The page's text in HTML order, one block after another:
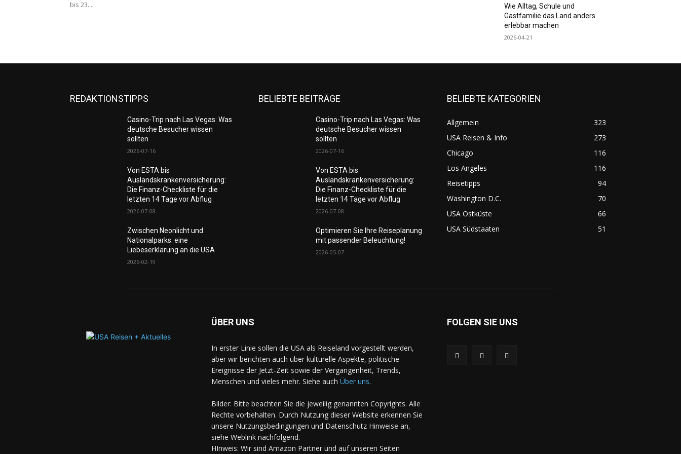
bis 23....
Wie Alltag, Schule und
Gastfamilie das Land anders
erlebbar machen
2026-04-21
REDAKTIONSTIPPS
Casino-Trip nach Las Vegas: Was
deutsche Besucher wissen
sollten
2026-07-16
Von ESTA bis
Auslandskrankenversicherung:
Die Finanz-Checkliste für die
letzten 14 Tage vor Abflug
2026-07-08
Zwischen Neonlicht und
Nationalparks: eine
Liebeserklärung an die USA
2026-02-19
BELIEBTE BEITRÄGE
Casino-Trip nach Las Vegas: Was
deutsche Besucher wissen
sollten
2026-07-16
Von ESTA bis
Auslandskrankenversicherung:
Die Finanz-Checkliste für die
letzten 14 Tage vor Abflug
2026-07-08
Optimieren Sie Ihre Reiseplanung
mit passender Beleuchtung!
2026-05-07
BELIEBTE KATEGORIEN
Allgemein
323
USA Reisen & Info
273
Chicago
116
Los Angeles
116
Reisetipps
94
Washington D.C.
70
USA Ostküste
66
USA Südstaaten
51
ÜBER UNS
In erster Linie sollen die USA als Reiseland vorgestellt werden,
aber wir berichten auch über kulturelle Aspekte, politische
Ereignisse der Jetzt-Zeit sowie der Vergangenheit, Trends,
Menschen und vieles mehr. Siehe auch Über uns.
Bilder: Bitte beachten Sie die jeweilig genannten Copyrights. Alle
Rechte vorbehalten. Durch Nutzung dieser Website erkennen Sie
unsere Nutzungsbedingungen und Datenschutz Hinweise an,
siehe Weblink nachfolgend.
HInweis: Wir sind Amazon Partner und auf unseren Seiten
FOLGEN SIE UNS